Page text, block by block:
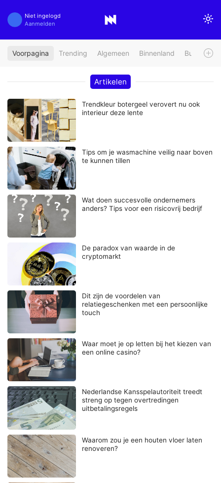
Niet ingelogd
Aanmelden
Voorpagina Trending Algemeen Binnenland Buitenland
Artikelen
Trendkleur botergeel verovert nu ook
interieur deze lente
Tips om je wasmachine veilig naar boven
te kunnen tillen
Wat doen succesvolle ondernemers
anders? Tips voor een risicovrij bedrijf
De paradox van waarde in de
cryptomarkt
Dit zijn de voordelen van
relatiegeschenken met een persoonlijke
touch
Waar moet je op letten bij het kiezen van
een online casino?
Nederlandse Kansspelautoriteit treedt
streng op tegen overtredingen
uitbetalingsregels
Waarom zou je een houten vloer laten
renoveren?